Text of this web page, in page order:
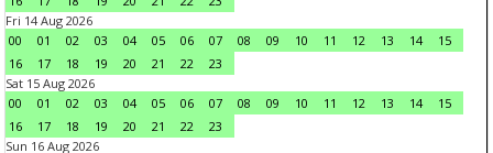
Fri 14 Aug 2026
00
01 02 03 04 05 06 07 08 09 10 11 12 13 14
15
16
17 18 19 20 21 22
23
Sat 15 Aug 2026
00
01 02 03 04 05 06 07 08 09 10 11 12 13 14
15
16
17 18 19 20 21 22
23
Sun 16 Aug 2026